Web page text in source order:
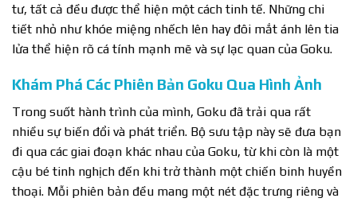
tư, tất cả đều được thể hiện một cách tinh tế. Những chi
tiết nhỏ như khóe miệng nhếch lên hay đôi mắt ánh lên tia
lửa thể hiện rõ cá tính mạnh mẽ và sự lạc quan của Goku.
Khám Phá Các Phiên Bản Goku Qua Hình Ảnh
Trong suốt hành trình của mình, Goku đã trải qua rất
nhiều sự biến đổi và phát triển. Bộ sưu tập này sẽ đưa bạn
đi qua các giai đoạn khác nhau của Goku, từ khi còn là một
cậu bé tinh nghịch đến khi trở thành một chiến binh huyền
thoại. Mỗi phiên bản đều mang một nét đặc trưng riêng và